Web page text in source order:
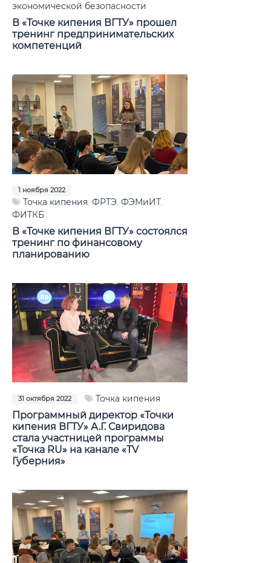
экономической безопасности
В «Точке кипения ВГТУ» прошел
тренинг предпринимательских
компетенций
1 ноября 2022
Точка кипения, ФРТЭ, ФЭМиИТ,
ФИТКБ
В «Точке кипения ВГТУ» состоялся
тренинг по финансовому
планированию
31 октября 2022 Точка кипения
Программный директор «Точки
кипения ВГТУ» А.Г. Свиридова
стала участницей программы
«Точка RU» на канале «TV
Губерния»